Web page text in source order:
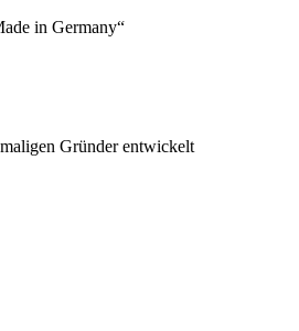
in Germany“
Gründer entwickelt